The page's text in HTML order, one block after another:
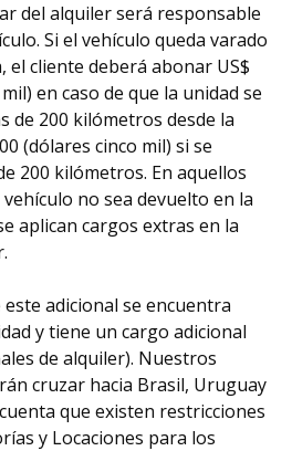
del alquiler será responsable
Si el vehículo queda varado
el cliente deberá abonar US$
en caso de que la unidad se
de 200 kilómetros desde la
(dólares cinco mil) si se
200 kilómetros. En aquellos
no sea devuelto en la
aplican cargos extras en la
adicional se encuentra
y tiene un cargo adicional
de alquiler). Nuestros
cruzar hacia Brasil, Uruguay
que existen restricciones
y Locaciones para los